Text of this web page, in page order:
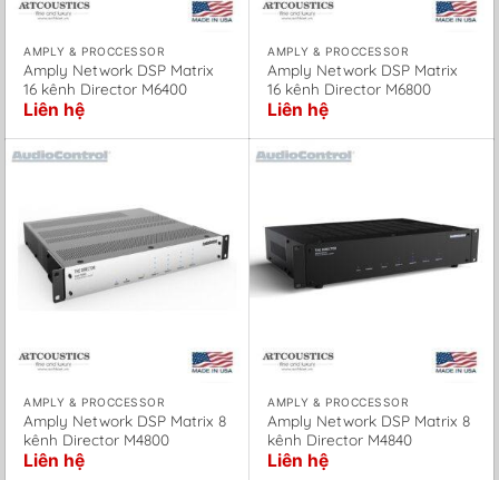
AMPLY & PROCCESSOR
Amply Network DSP Matrix
16 kênh Director M6400
Liên hệ
AMPLY & PROCCESSOR
Amply Network DSP Matrix
16 kênh Director M6800
Liên hệ
AMPLY & PROCCESSOR
Amply Network DSP Matrix 8
kênh Director M4800
Liên hệ
AMPLY & PROCCESSOR
Amply Network DSP Matrix 8
kênh Director M4840
Liên hệ